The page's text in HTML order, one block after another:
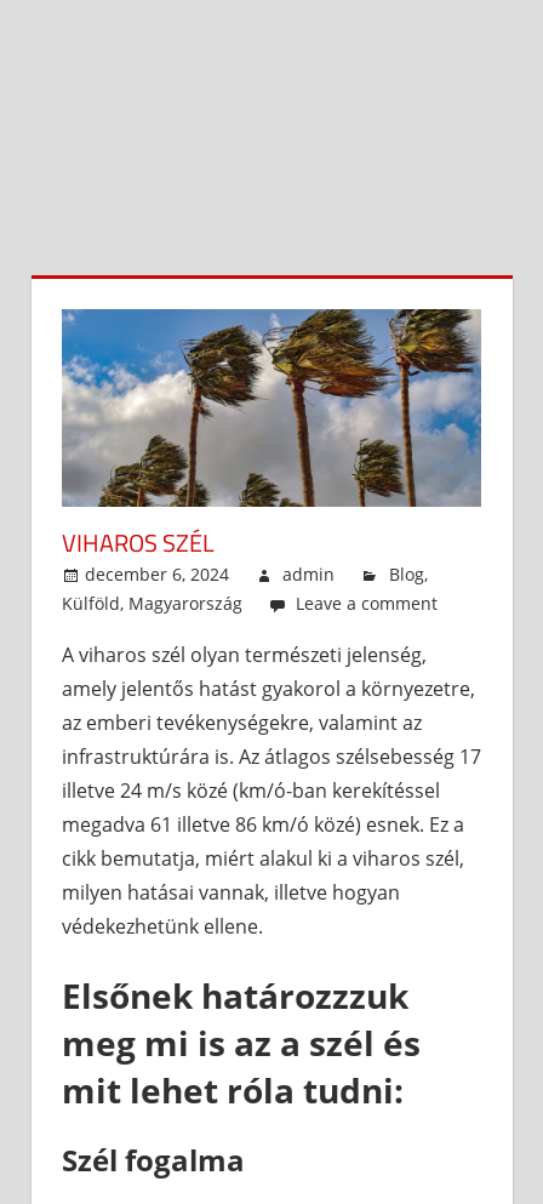
VIHAROS SZÉL
december 6, 2024 admin Blog,
Külföld, Magyarország Leave a comment
A viharos szél olyan természeti jelenség,
amely jelentős hatást gyakorol a környezetre,
az emberi tevékenységekre, valamint az
infrastruktúrára is. Az átlagos szélsebesség 17
illetve 24 m/s közé (km/ó-ban kerekítéssel
megadva 61 illetve 86 km/ó közé) esnek. Ez a
cikk bemutatja, miért alakul ki a viharos szél,
milyen hatásai vannak, illetve hogyan
védekezhetünk ellene.
Elsőnek határozzzuk
meg mi is az a szél és
mit lehet róla tudni:
Szél fogalma